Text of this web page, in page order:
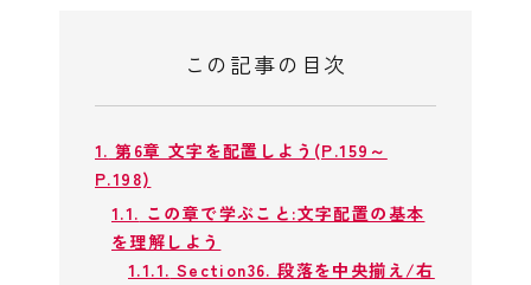
この記事の目次
1. 第6章 文字を配置しよう(P.159～
P.198)
1.1. この章で学ぶこと:文字配置の基本
を理解しよう
1.1.1. Section36. 段落を中央揃え/右